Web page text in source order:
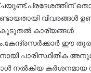
ഉണ്ടായതായി വിവരങ്ങൾ
കൂടുതൽ കാര്യങ്ങൾ
ഈ
പാരിസ്ഥിതിക
നൽകിയ കർശനമായ